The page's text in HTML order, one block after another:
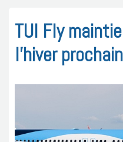
TUI Fly
l’hiver prochain